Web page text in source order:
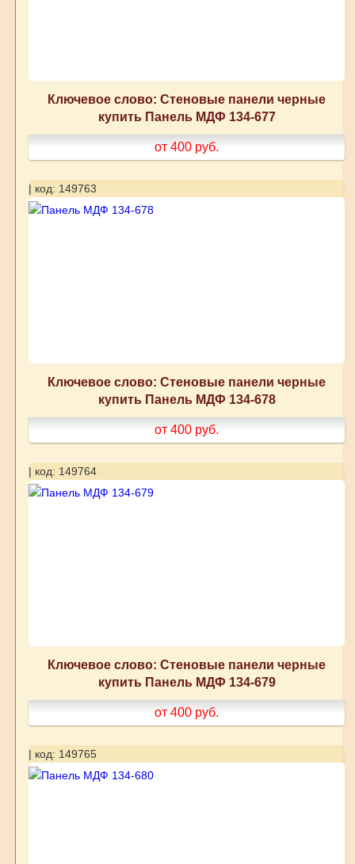
Ключевое слово: Стеновые панели черные
купить Панель МДФ 134-677
от 400 руб.
| код: 149763
Ключевое слово: Стеновые панели черные
купить Панель МДФ 134-678
от 400 руб.
| код: 149764
Ключевое слово: Стеновые панели черные
купить Панель МДФ 134-679
от 400 руб.
| код: 149765